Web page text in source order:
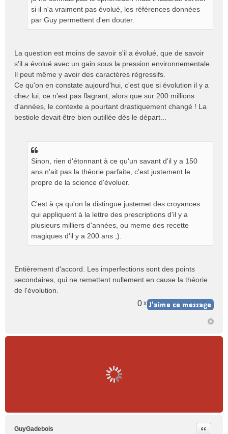
si il n'a vraiment pas évolué, les références données
par Guy permettent d'en douter.
La question est moins de savoir s'il a évolué, que de savoir
s'il a évolué avec un gain sous la pression environnementale.
Il peut même y avoir des caractères régressifs.
Ce qu'on en constate aujourd'hui, c'est que si évolution il y a
chez lui, ce n'est pas flagrant, alors que sur 200 millions
d'années, le contexte a pourtant drastiquement changé ! La
bestiole devait être bien outillée dès le départ...
Sinon, rien d'étonnant à ce qu'un savant d'il y a 150
ans n'ait pas la théorie parfaite, c'est justement le
propre de la science d'évoluer.
C'est à ça qu'on la distingue justemet des croyances
qui appliquent à la lettre des prescriptions d'il y a
plusieurs milliers d'années, ou meme des recette
magiques d'il y a 200 ans ;).
Entièrement d'accord. Les imperfections sont des points
secondaires, qui ne remettent nullement en cause la théorie
de l'évolution.
0 x
GuyGadebois
Citer